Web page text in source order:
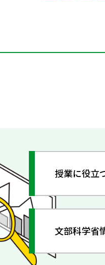
授業に役立
文部科学省